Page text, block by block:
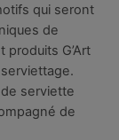
qui seront
de
G’Art
serviette
de